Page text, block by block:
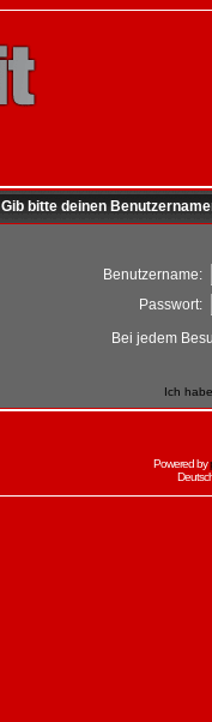
Gib bitte deinen
Benutzername:
Passwort:
Bei jedem
Ich
Powered by